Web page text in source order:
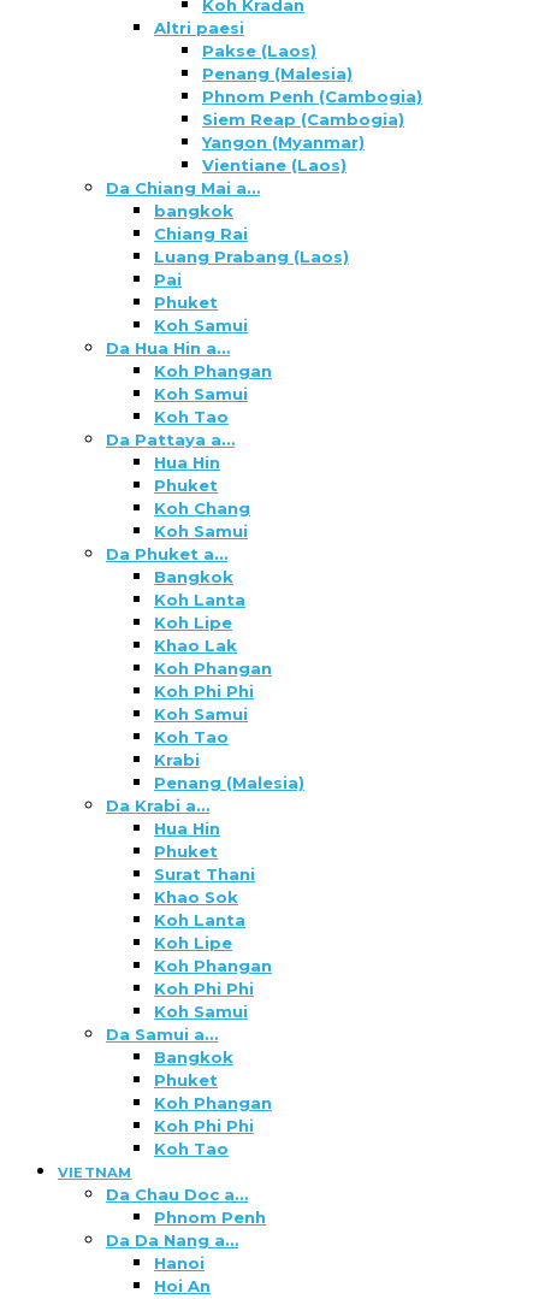
Koh Kradan
Altri paesi
Pakse (Laos)
Penang (Malesia)
Phnom Penh (Cambogia)
Siem Reap (Cambogia)
Yangon (Myanmar)
Vientiane (Laos)
Da Chiang Mai a…
bangkok
Chiang Rai
Luang Prabang (Laos)
Pai
Phuket
Koh Samui
Da Hua Hin a…
Koh Phangan
Koh Samui
Koh Tao
Da Pattaya a…
Hua Hin
Phuket
Koh Chang
Koh Samui
Da Phuket a…
Bangkok
Koh Lanta
Koh Lipe
Khao Lak
Koh Phangan
Koh Phi Phi
Koh Samui
Koh Tao
Krabi
Penang (Malesia)
Da Krabi a…
Hua Hin
Phuket
Surat Thani
Khao Sok
Koh Lanta
Koh Lipe
Koh Phangan
Koh Phi Phi
Koh Samui
Da Samui a…
Bangkok
Phuket
Koh Phangan
Koh Phi Phi
Koh Tao
VIETNAM
Da Chau Doc a…
Phnom Penh
Da Da Nang a…
Hanoi
Hoi An